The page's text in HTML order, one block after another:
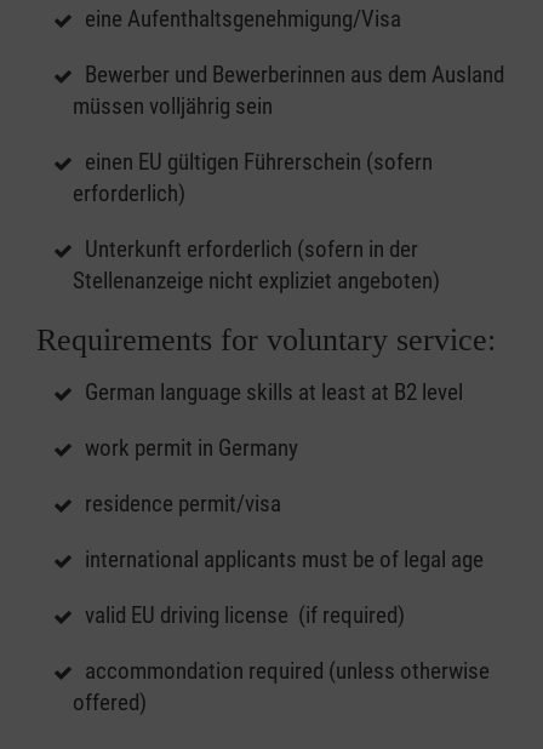
eine Aufenthaltsgenehmigung/Visa
Bewerber und Bewerberinnen aus dem Ausland
müssen volljährig sein
einen EU gültigen Führerschein (sofern
erforderlich)
Unterkunft erforderlich (sofern in der
Stellenanzeige nicht expliziet angeboten)
Requirements for voluntary service:
German language skills at least at B2 level
work permit in Germany
residence permit/visa
international applicants must be of legal age
valid EU driving license (if required)
accommondation required (unless otherwise
offered)